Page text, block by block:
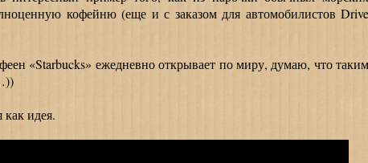
кофейню (еще и с заказом для автомобилистов Drive
«Starbucks» ежедневно открывает по миру, думаю, что таким
идея.